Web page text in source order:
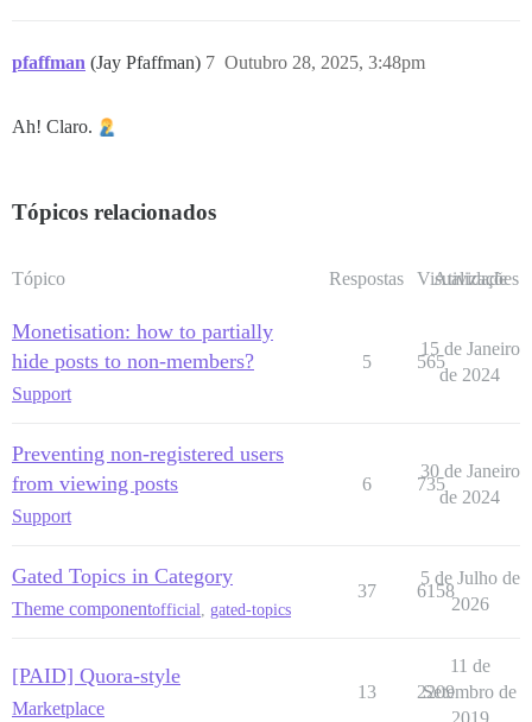
pfaffman (Jay Pfaffman) Outubro 28, 2025, 3:48pm
7
Ah! Claro.
Tópicos relacionados
Tópico Respostas Visualizações
Atividade
Monetisation: how to partially
hide posts to non-members?
Support
5 565
15 de Janeiro
de 2024
Preventing non-registered users
from viewing posts
Support
6 735
30 de Janeiro
de 2024
Gated Topics in Category
Theme componentofficial gated-topics
37 6158
5 de Julho de
2026
[PAID] Quora-style
Marketplace
13 2209
11 de
Setembro de
2019